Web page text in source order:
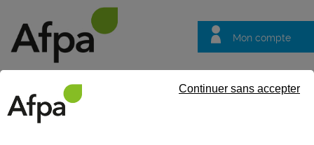
Mon compte
questions
Continuer sans accepter